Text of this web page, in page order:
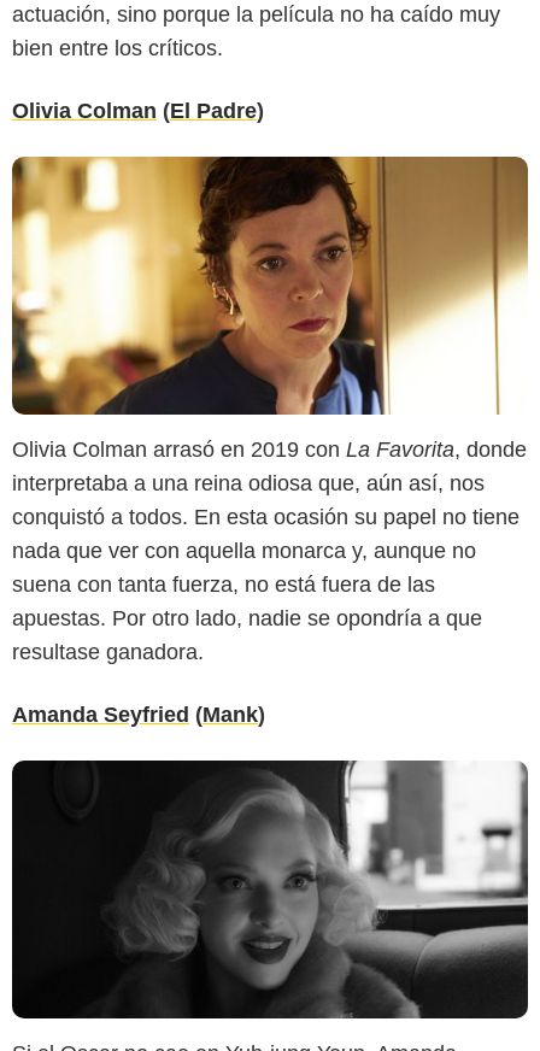
actuación, sino porque la película no ha caído muy
bien entre los críticos.
Olivia Colman (El Padre)
Olivia Colman arrasó en 2019 con La Favorita, donde
interpretaba a una reina odiosa que, aún así, nos
conquistó a todos. En esta ocasión su papel no tiene
nada que ver con aquella monarca y, aunque no
suena con tanta fuerza, no está fuera de las
apuestas. Por otro lado, nadie se opondría a que
resultase ganadora.
Amanda Seyfried (Mank)